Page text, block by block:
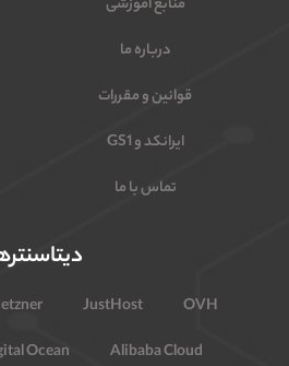
درباره ما
قوانین و مقررات
ایرانکد و GS1
تماس با ما
JustHost
OVH
Ocean
Alibaba Cloud